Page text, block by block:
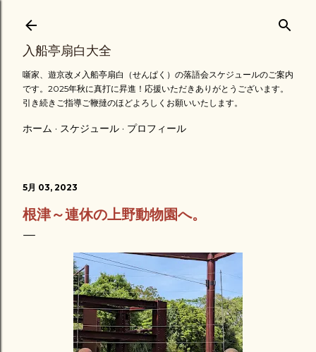
スキップしてメイン コンテンツに移動
入船亭扇白大全
噺家、遊京改メ入船亭扇白（せんぱく）の落語会スケジュールのご案内
です。2025年秋に真打に昇進！応援いただきありがとうございます。
引き続きご指導ご鞭撻のほどよろしくお願いいたします。
ホーム スケジュール プロフィール
5月 03, 2023
根津～連休の上野動物園へ。